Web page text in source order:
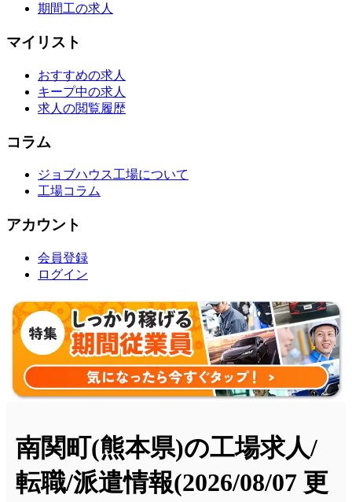
期間工の求人
マイリスト
おすすめの求人
キープ中の求人
求人の閲覧履歴
コラム
ジョブハウス工場について
工場コラム
アカウント
会員登録
ログイン
南関町(熊本県)の工場求人/
転職/派遣情報(2026/08/07 更